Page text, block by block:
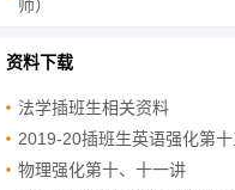
师）
资料下载
法学插班生相关资料
2019-20插班生英语强化第
物理强化第十、十一讲